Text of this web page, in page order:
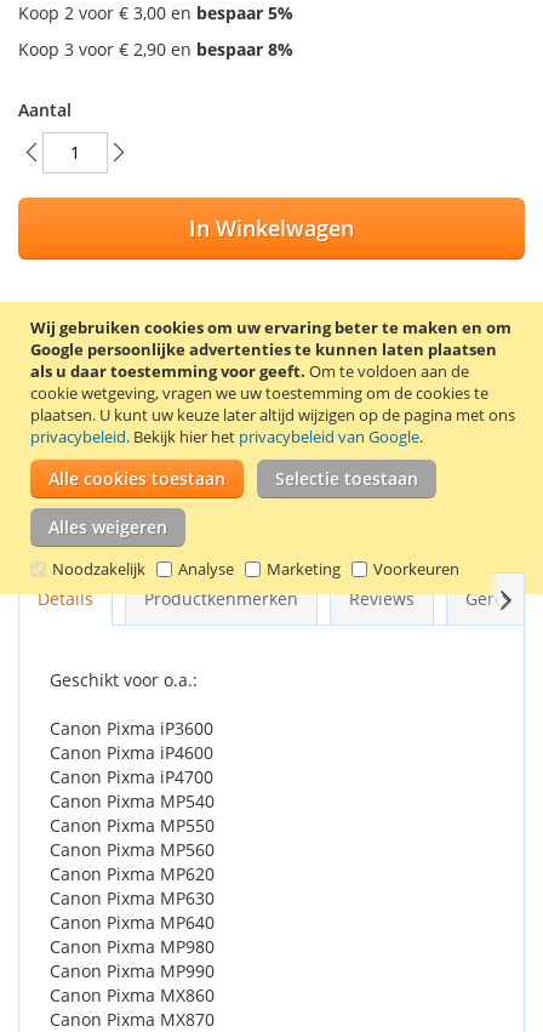
Wij gebruiken cookies om uw ervaring beter te maken en om
Google persoonlijke advertenties te kunnen laten plaatsen
als u daar toestemming voor geeft. Om te voldoen aan de
cookie wetgeving, vragen we uw toestemming om de cookies te
plaatsen. U kunt uw keuze later altijd wijzigen op de pagina met ons
privacybeleid. Bekijk hier het privacybeleid van Google.
Alle cookies toestaan Selectie toestaan
Alles weigeren
Noodzakelijk Analyse Marketing Voorkeuren
Koop 2 voor € 3,00 en bespaar 5%
Koop 3 voor € 2,90 en bespaar 8%
Aantal
In Winkelwagen
VOEG TOE AAN VERLANGLIJST
TOEVOEGEN OM TE VERGELIJKEN
100% Nieuwe compatible Canon CLI-521M inkt cartridge (11
ml). Kleur: magenta. Deze cartridge bevat al een chip, dus de
chip hoeft niet overgezet te worden.
Goede kwaliteit en 2 jaar garantie!
Details Productkenmerken Reviews
Geschikt voor o.a.:
Canon Pixma iP3600
Canon Pixma iP4600
Canon Pixma iP4700
Canon Pixma MP540
Canon Pixma MP550
Canon Pixma MP560
Canon Pixma MP620
Canon Pixma MP630
Canon Pixma MP640
Canon Pixma MP980
Canon Pixma MP990
Canon Pixma MX860
Canon Pixma MX870